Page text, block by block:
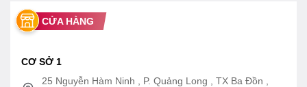
CỬA HÀNG
CƠ SỞ 1
25 Nguyễn Hàm Ninh , P. Quảng Long , TX Ba Đồn ,